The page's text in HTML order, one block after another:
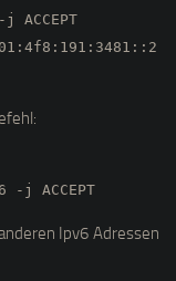
j ACCEPT
Ipv6 Adressen